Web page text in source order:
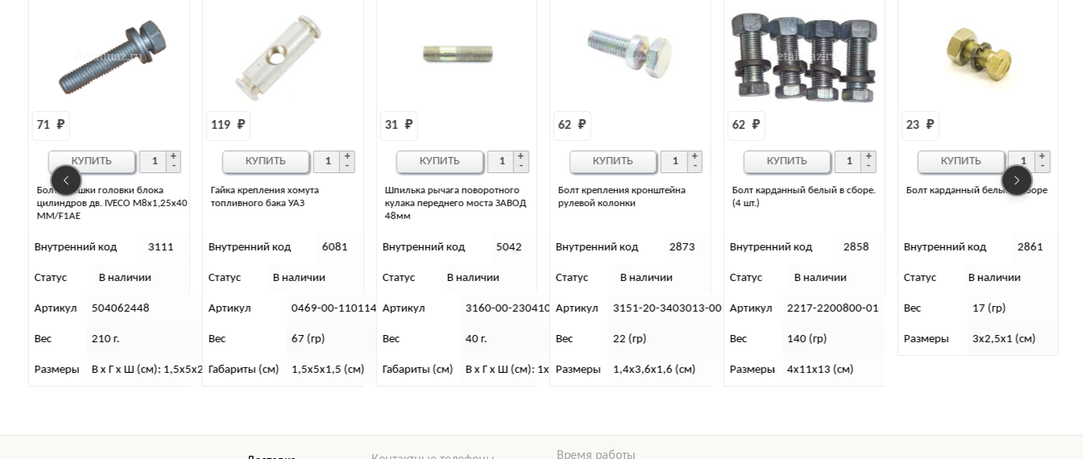
Гайка крепления хомута
топливного бака УАЗ
119 ₽
Внутренний код 6081
Статус В наличии
Артикул 0469-00-1101142-00
Вес 67 (гр)
Габариты (см) 1,5х5х1,5 (см)
КУПИТЬ
Шпилька рычага поворотного
кулака переднего моста ЗАВОД
31 ₽
Внутренний код 5042
Статус В наличии
Артикул 3160-00-2304102-00
Вес 40 г.
Габариты (см) В х Г х Ш (см): 1х5х1
КУПИТЬ
Болт крепления кронштейна
рулевой колонки
62 ₽
Внутренний код 2873
Статус В наличии
Артикул 3151-20-3403013-00
Вес 22 (гр)
Размеры 1,4х3,6х1,6 (см)
КУПИТЬ
Болт карданный белый в сборе.
(4 шт.)
62 ₽
Внутренний код 2858
Статус В наличии
Артикул 2217-2200800-01
Вес 140 (гр)
Размеры 4х11х13 (см)
КУПИТЬ
Болт карданный белый в сборе
23 ₽
Внутренний код 2861
Статус В наличии
Вес 17 (гр)
Размеры 3х2,5х1 (см)
КУПИТЬ
Болт головки блока цилиндров
698 ₽
Внутренний код 3108
Статус В наличии
Артикул 500347039
Вес 235 (гр)
КУПИТЬ
Время работы